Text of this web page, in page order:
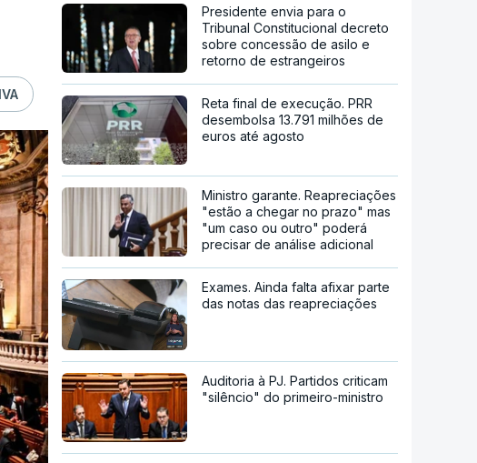
Presidente envia para o
Tribunal Constitucional decreto
sobre concessão de asilo e
retorno de estrangeiros
Reta final de execução. PRR
desembolsa 13.791 milhões de
euros até agosto
Ministro garante. Reapreciações
"estão a chegar no prazo" mas
"um caso ou outro" poderá
precisar de análise adicional
Exames. Ainda falta afixar parte
das notas das reapreciações
Auditoria à PJ. Partidos criticam
"silêncio" do primeiro-ministro